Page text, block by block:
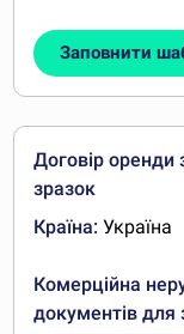
Заповнити
Договір оренди
зразок
Країна: Україна
Комерційна
документів